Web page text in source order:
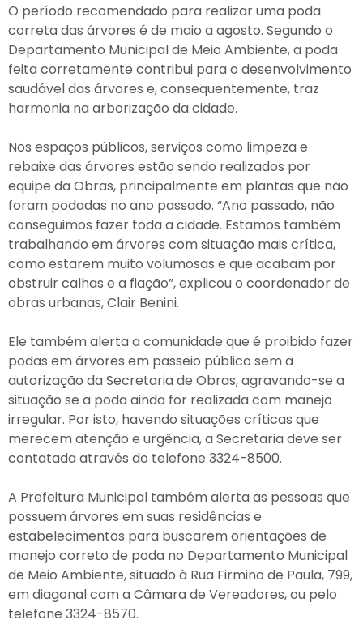
O período recomendado para realizar uma poda
correta das árvores é de maio a agosto. Segundo o
Departamento Municipal de Meio Ambiente, a poda
feita corretamente contribui para o desenvolvimento
saudável das árvores e, consequentemente, traz
harmonia na arborização da cidade.
Nos espaços públicos, serviços como limpeza e
rebaixe das árvores estão sendo realizados por
equipe da Obras, principalmente em plantas que não
foram podadas no ano passado. “Ano passado, não
conseguimos fazer toda a cidade. Estamos também
trabalhando em árvores com situação mais crítica,
como estarem muito volumosas e que acabam por
obstruir calhas e a fiação”, explicou o coordenador de
obras urbanas, Clair Benini.
Ele também alerta a comunidade que é proibido fazer
podas em árvores em passeio público sem a
autorização da Secretaria de Obras, agravando-se a
situação se a poda ainda for realizada com manejo
irregular. Por isto, havendo situações críticas que
merecem atenção e urgência, a Secretaria deve ser
contatada através do telefone 3324-8500.
A Prefeitura Municipal também alerta as pessoas que
possuem árvores em suas residências e
estabelecimentos para buscarem orientações de
manejo correto de poda no Departamento Municipal
de Meio Ambiente, situado à Rua Firmino de Paula, 799,
em diagonal com a Câmara de Vereadores, ou pelo
telefone 3324-8570.